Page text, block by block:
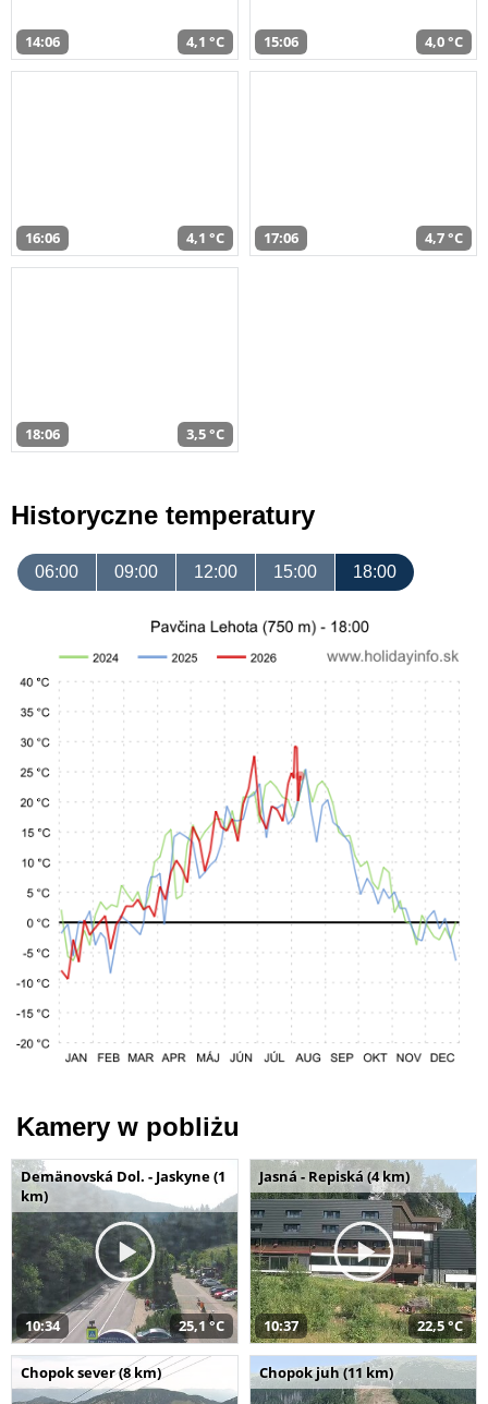
14:06 4,1 °C 15:06 4,0 °C
16:06 4,1 °C 17:06 4,7 °C
18:06 3,5 °C
Historyczne temperatury
06:00 09:00 12:00 15:00 18:00
Kamery w pobliżu
Demänovská Dol. - Jaskyne (1
km)
10:34 25,1 °C
Jasná - Repiská (4 km)
10:37 22,5 °C
Chopok sever (8 km) Chopok juh (11 km)